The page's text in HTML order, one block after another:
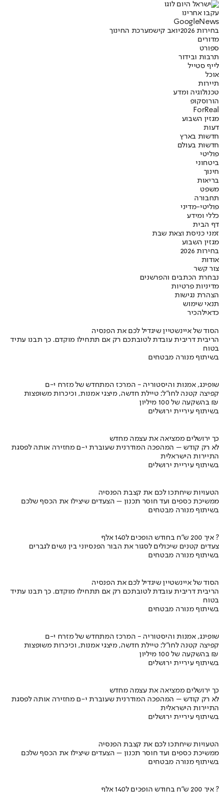
עקבו אחרינו
Googl eNews
בחירות 2026
יואב קישמערכת החינוך
מדורים
ספורט
תרבות ובידור
לייף סטייל
אוכל
תיירות
טכנולוגיה ומדע
הורוסקופ
ForReal
מגזין השבוע
דעות
חדשות בארץ
חדשות בעולם
פוליטי
ביטחוני
חינוך
בריאות
משפט
תחבורה
פוליטי-מדיני
כללי ומידע
דף הבית
זמני כניסת וצאת שבת
מגזין השבוע
בחירות 2026
אודות
צור קשר
נבחרת הכתבים והפרשנים
מדיניות פרטיות
הצהרת נגישות
תנאי שימוש
כדאילהכיר
הסוד של איינשטיין שיגדיל לכם את הפנסיה
הריבית דריבית עובדת לטובתכם רק אם תתחילו מוקדם. כך תבנו עתיד
בטוח
בשיתוף מנורה מבטחים
שופינג, אמנות והיסטוריה - המרכז המתחדש של מזרח י-ם
קפיצה קטנה לחו"ל: טיילת חדשה, מיצגי אמנות, וכיכרות משופצות
בהשקעה של 100 מיליון ₪
בשיתוף עיריית ירושלים
כך ירושלים ממציאה את עצמה מחדש
לא רק קודש – המהפכה המודרנית שעוברת י-ם מחזירה אותה לפסגת
התיירות הישראלית
בשיתוף עיריית ירושלים
הטעויות שיחתכו לכם את קצבת הפנסיה
ממשיכת כספים ועד חוסר תכנון – הצעדים שיצילו את הכסף שלכם
בשיתוף מנורה מבטחים
איך 200 ש"ח בחודש הופכים ל140 אלף ?
צעדים קטנים שיכולים לסגור את הבור הפנסיוני בין נשים לגברים
בשיתוף מנורה מבטחים
הסוד של איינשטיין שיגדיל לכם את הפנסיה
הריבית דריבית עובדת לטובתכם רק אם תתחילו מוקדם. כך תבנו עתיד
בטוח
בשיתוף מנורה מבטחים
שופינג, אמנות והיסטוריה - המרכז המתחדש של מזרח י-ם
קפיצה קטנה לחו"ל: טיילת חדשה, מיצגי אמנות, וכיכרות משופצות
בהשקעה של 100 מיליון ₪
בשיתוף עיריית ירושלים
כך ירושלים ממציאה את עצמה מחדש
לא רק קודש – המהפכה המודרנית שעוברת י-ם מחזירה אותה לפסגת
התיירות הישראלית
בשיתוף עיריית ירושלים
הטעויות שיחתכו לכם את קצבת הפנסיה
ממשיכת כספים ועד חוסר תכנון – הצעדים שיצילו את הכסף שלכם
בשיתוף מנורה מבטחים
איך 200 ש"ח בחודש הופכים ל140 אלף ?